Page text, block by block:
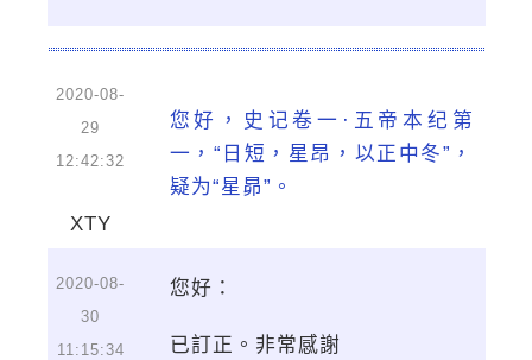
2020-08-
29
12:42:32
您好，史记卷一·五帝本纪第
一，“日短，星昂，以正中冬”，
疑为“星昴”。
XTY
2020-08-
30
11:15:34
您好：
已訂正。非常感謝